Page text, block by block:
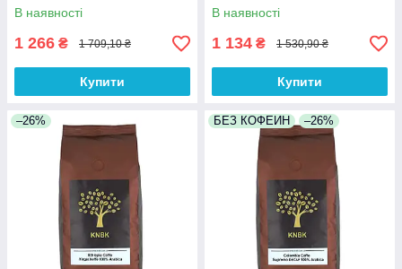
В наявності
1 266 ₴ 1 709,10 ₴
Купити
В наявності
1 134 ₴ 1 530,90 ₴
Купити
–26% БЕЗ КОФЕИН –26%